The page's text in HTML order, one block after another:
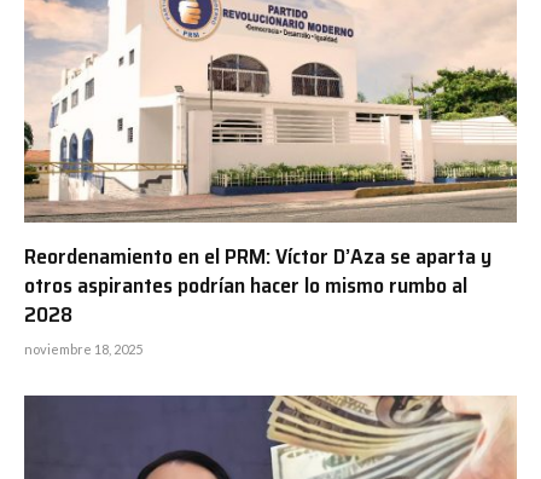
Reordenamiento en el PRM: Víctor D’Aza se aparta y
otros aspirantes podrían hacer lo mismo rumbo al
2028
noviembre 18, 2025